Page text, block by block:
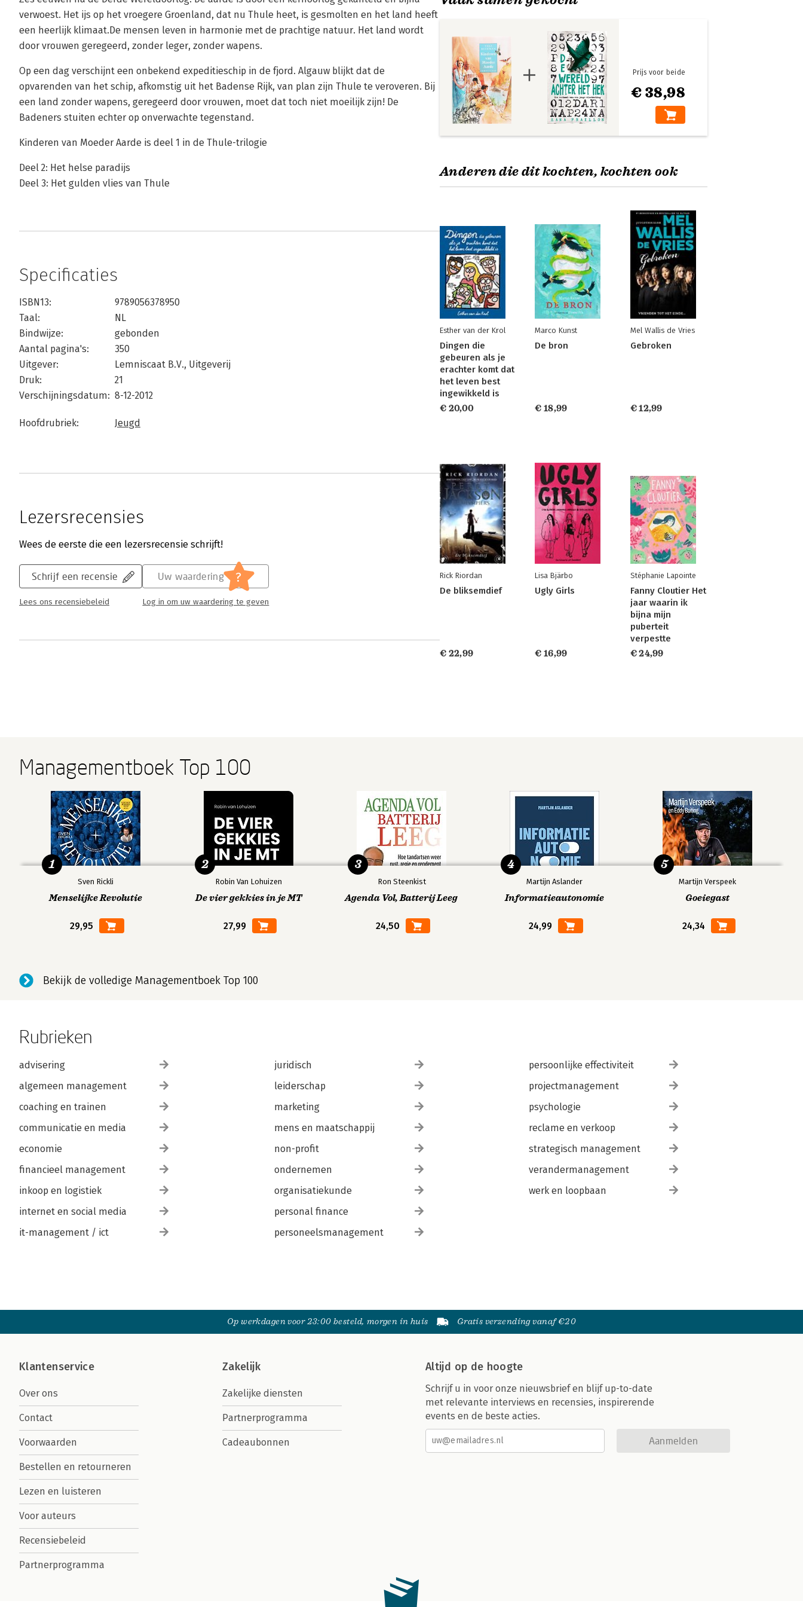
verwoest. Het ijs op het vroegere Groenland, dat nu Thule heet, is gesmolten en het land heeft
een heerlijk klimaat.De mensen leven in harmonie met de prachtige natuur. Het land wordt
door vrouwen geregeerd, zonder leger, zonder wapens.
Op een dag verschijnt een onbekend expeditieschip in de fjord. Algauw blijkt dat de
opvarenden van het schip, afkomstig uit het Badense Rijk, van plan zijn Thule te veroveren. Bij
een land zonder wapens, geregeerd door vrouwen, moet dat toch niet moeilijk zijn! De
Badeners stuiten echter op onverwachte tegenstand.
Kinderen van Moeder Aarde is deel 1 in de Thule-trilogie
Deel 2: Het helse paradijs
Deel 3: Het gulden vlies van Thule
Specificaties
ISBN13:
9789056378950
Taal:
NL
Bindwijze:
gebonden
Aantal pagina's:
350
Uitgever:
Lemniscaat B.V., Uitgeverij
Druk:
21
Verschijningsdatum: 8-12-2012
Hoofdrubriek: Jeugd
Lezersrecensies
Wees de eerste die een lezersrecensie schrijft!
Schrijf een recensie
Lees ons recensiebeleid
Uw waardering ?
Log in om uw waardering te geven
€ 38,98
Prijs voor beide
Anderen die dit kochten, kochten ook
Esther van der Krol
Dingen die
gebeuren als je
erachter komt dat
het leven best
ingewikkeld is
€ 20,00
Marco Kunst
De bron
€ 18,99
Mel Wallis de Vries
Gebroken
€ 12,99
Rick Riordan
De bliksemdief
€ 22,99
Lisa Bjärbo
Ugly Girls
€ 16,99
Stéphanie Lapointe
Fanny Cloutier Het
jaar waarin ik
bijna mijn
puberteit
verpestte
€ 24,99
Managementboek Top 100
Sven Rickli
Menselijke Revolutie
29,95
1
Robin Van Lohuizen
De vier gekkies in je MT
27,99
2
Ron Steenkist
Agenda Vol, Batterij Leeg
24,50
3
Martijn Aslander
Informatieautonomie
24,99
4
Martijn Verspeek
Goeiegast
24,34
5
Bekijk de volledige Managementboek Top 100
Rubrieken
advisering
algemeen management
coaching en trainen
communicatie en media
economie
financieel management
inkoop en logistiek
internet en social media
it-management / ict
juridisch
leiderschap
marketing
mens en maatschappij
non-profit
ondernemen
organisatiekunde
personal finance
personeelsmanagement
persoonlijke effectiviteit
projectmanagement
psychologie
reclame en verkoop
strategisch management
verandermanagement
werk en loopbaan
Op werkdagen voor 23:00 besteld, morgen in huis Gratis verzending vanaf €20
Klantenservice
Over ons
Contact
Voorwaarden
Bestellen en retourneren
Lezen en luisteren
Voor auteurs
Recensiebeleid
Partnerprogramma
Zakelijk
Zakelijke diensten
Partnerprogramma
Cadeaubonnen
Altijd op de hoogte
Schrijf u in voor onze nieuwsbrief en blijf up-to-date
met relevante interviews en recensies, inspirerende
events en de beste acties.
Aanmelden